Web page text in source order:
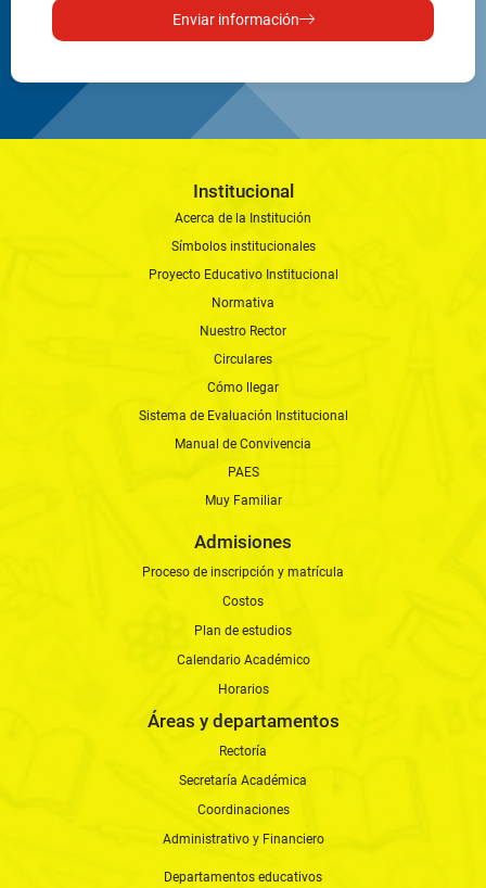
Enviar información
Institucional
Acerca de la Institución
Símbolos institucionales
Proyecto Educativo Institucional
Normativa
Nuestro Rector
Circulares
Cómo llegar
Sistema de Evaluación Institucional
Manual de Convivencia
PAES
Muy Familiar
Admisiones
Proceso de inscripción y matrícula
Costos
Plan de estudios
Calendario Académico
Horarios
Áreas y departamentos
Rectoría
Secretaría Académica
Coordinaciones
Administrativo y Financiero
Departamentos educativos